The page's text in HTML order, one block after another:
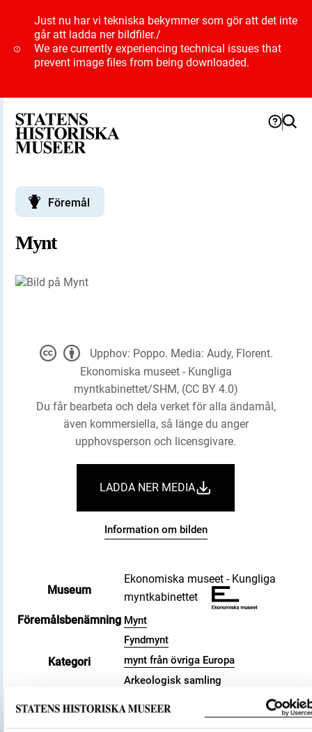
Just nu har vi tekniska bekymmer som gör att det inte
går att ladda ner bildfiler./
We are currently experiencing technical issues that
prevent image files from being downloaded.
Föremål
Mynt
Museum
Ekonomiska museet - Kungliga
myntkabinettet
Föremålsbenämning Mynt
Kategori
Fyndmynt
mynt från övriga Europa
Arkeologisk samling
Valör
pfennig
Upphov: Poppo. Media: Audy, Florent.
Ekonomiska museet - Kungliga
myntkabinettet/SHM, (CC BY 4.0)
Du får bearbeta och dela verket för alla ändamål,
även kommersiella, så länge du anger
upphovsperson och licensgivare.
LADDA NER MEDIA
Information om bilden